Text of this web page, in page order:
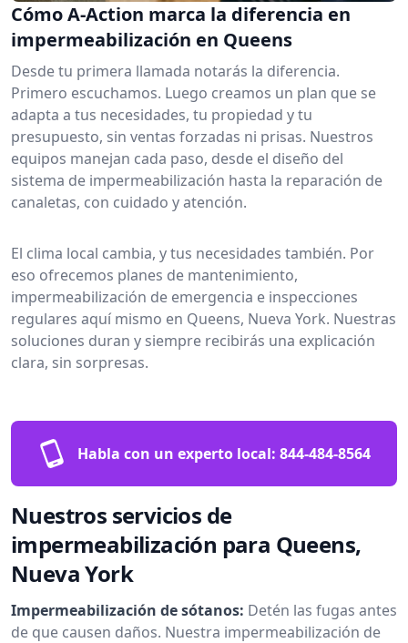
Cómo A-Action marca la diferencia en
impermeabilización en Queens
Desde tu primera llamada notarás la diferencia.
Primero escuchamos. Luego creamos un plan que se
adapta a tus necesidades, tu propiedad y tu
presupuesto, sin ventas forzadas ni prisas. Nuestros
equipos manejan cada paso, desde el diseño del
sistema de impermeabilización hasta la reparación de
canaletas, con cuidado y atención.
El clima local cambia, y tus necesidades también. Por
eso ofrecemos planes de mantenimiento,
impermeabilización de emergencia e inspecciones
regulares aquí mismo en Queens, Nueva York. Nuestras
soluciones duran y siempre recibirás una explicación
clara, sin sorpresas.
Habla con un experto local: 844-484-8564
Nuestros servicios de
impermeabilización para Queens,
Nueva York
Impermeabilización de sótanos: Detén las fugas antes
de que causen daños. Nuestra impermeabilización de